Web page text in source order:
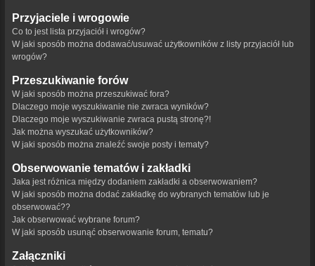
Przyjaciele i wrogowie
Co to jest lista przyjaciół i wrogów?
W jaki sposób można dodawać/usuwać użytkowników z listy przyjaciół lub
wrogów?
Przeszukiwanie forów
W jaki sposób można przeszukiwać fora?
Dlaczego moje wyszukiwanie nie zwraca wyników?
Dlaczego moje wyszukiwanie zwraca pustą stronę?!
Jak można wyszukać użytkowników?
W jaki sposób można znaleźć swoje posty i tematy?
Obserwowanie tematów i zakładki
Jaka jest różnica między dodaniem zakładki a obserwowaniem?
W jaki sposób można dodać zakładkę do wybranych tematów lub je
obserwować??
Jak obserwować wybrane forum?
W jaki sposób usunąć obserwowanie forum, tematu?
Załączniki